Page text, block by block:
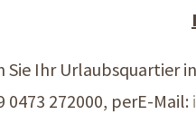
Sie Ihr Urlaubsquartier
0473 272000, perE-Mail: